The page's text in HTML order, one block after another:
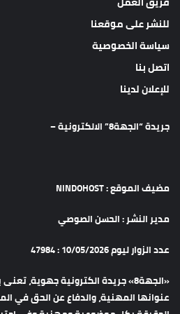
للنشر على موقعنا
سياسة الخصوصية
اتصل بنا
للإعلان لدينا
جريدة “الجهة8” الالكترونية –
مضيف الموقع : NINDOHOST
مدير النشر : الحسن الصوصي
عدد الزوار ليوم 10/05/2026 : 47984
«الجهة8» جريدة الكترونية جهوية،
عنوانها المهنية، والدفاع عن الحق في